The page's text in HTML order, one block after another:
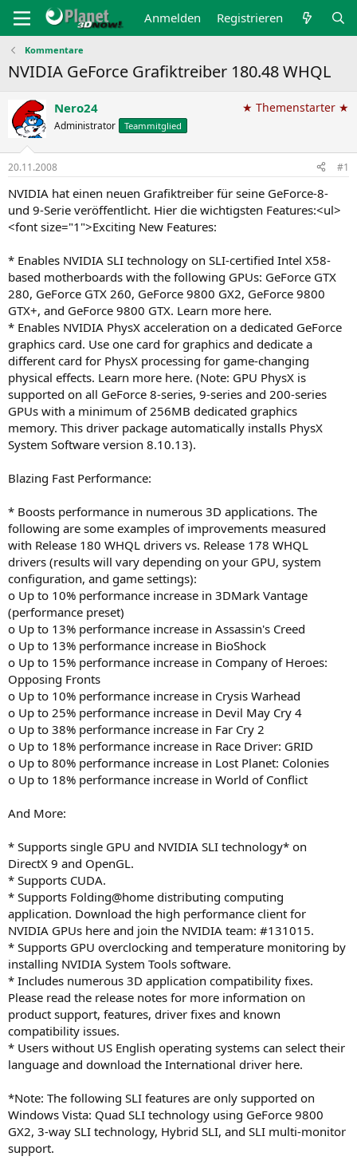
Anmelden Registrieren
Kommentare
NVIDIA GeForce Grafiktreiber 180.48 WHQL
Nero24
Administrator Teammitglied
★ Themenstarter ★
20.11.2008 #1
NVIDIA hat einen neuen Grafiktreiber für seine GeForce-8-
und 9-Serie veröffentlicht. Hier die wichtigsten Features:<ul>
<font size="1">Exciting New Features:
* Enables NVIDIA SLI technology on SLI-certified Intel X58-
based motherboards with the following GPUs: GeForce GTX
280, GeForce GTX 260, GeForce 9800 GX2, GeForce 9800
GTX+, and GeForce 9800 GTX. Learn more here.
* Enables NVIDIA PhysX acceleration on a dedicated GeForce
graphics card. Use one card for graphics and dedicate a
different card for PhysX processing for game-changing
physical effects. Learn more here. (Note: GPU PhysX is
supported on all GeForce 8-series, 9-series and 200-series
GPUs with a minimum of 256MB dedicated graphics
memory. This driver package automatically installs PhysX
System Software version 8.10.13).
Blazing Fast Performance:
* Boosts performance in numerous 3D applications. The
following are some examples of improvements measured
with Release 180 WHQL drivers vs. Release 178 WHQL
drivers (results will vary depending on your GPU, system
configuration, and game settings):
o Up to 10% performance increase in 3DMark Vantage
(performance preset)
o Up to 13% performance increase in Assassin's Creed
o Up to 13% performance increase in BioShock
o Up to 15% performance increase in Company of Heroes:
Opposing Fronts
o Up to 10% performance increase in Crysis Warhead
o Up to 25% performance increase in Devil May Cry 4
o Up to 38% performance increase in Far Cry 2
o Up to 18% performance increase in Race Driver: GRID
o Up to 80% performance increase in Lost Planet: Colonies
o Up to 18% performance increase in World of Conflict
And More:
* Supports single GPU and NVIDIA SLI technology* on
DirectX 9 and OpenGL.
* Supports CUDA.
* Supports Folding@home distributing computing
application. Download the high performance client for
NVIDIA GPUs here and join the NVIDIA team: #131015.
* Supports GPU overclocking and temperature monitoring by
installing NVIDIA System Tools software.
* Includes numerous 3D application compatibility fixes.
Please read the release notes for more information on
product support, features, driver fixes and known
compatibility issues.
* Users without US English operating systems can select their
language and download the International driver here.
*Note: The following SLI features are only supported on
Windows Vista: Quad SLI technology using GeForce 9800
GX2, 3-way SLI technology, Hybrid SLI, and SLI multi-monitor
support.